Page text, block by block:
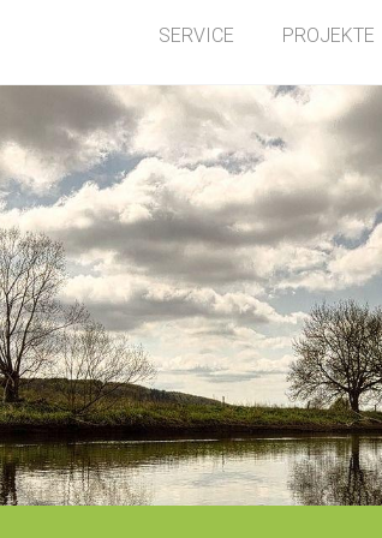
SERVICE PROJEKTE